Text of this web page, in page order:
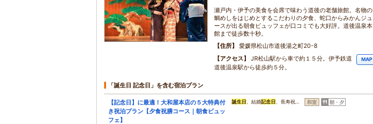
瀬戸内・伊予の美食を会席で味わう道後の老舗旅館。名物の
鯛めしをはじめとするこだわりの夕食、蛇口からみかんジュ
ースが出る朝食ビュッフェが口コミでも大好評。道後温泉本
館まで徒歩数十秒。
住所
愛媛県松山市道後湯之町20-8
アクセス
JR松山駅から車で約１５分。伊予鉄道
道後温泉駅から徒歩約５分。
MAP
「誕生日 記念日」を含む宿泊プラン
【記念日】に最適！大和屋本店の５大特典付
き祝泊プラン【夕食祝膳コース｜朝食ビュッ
フェ】
誕生日 、結婚記念日 、長寿祝… 和室 朝・夕